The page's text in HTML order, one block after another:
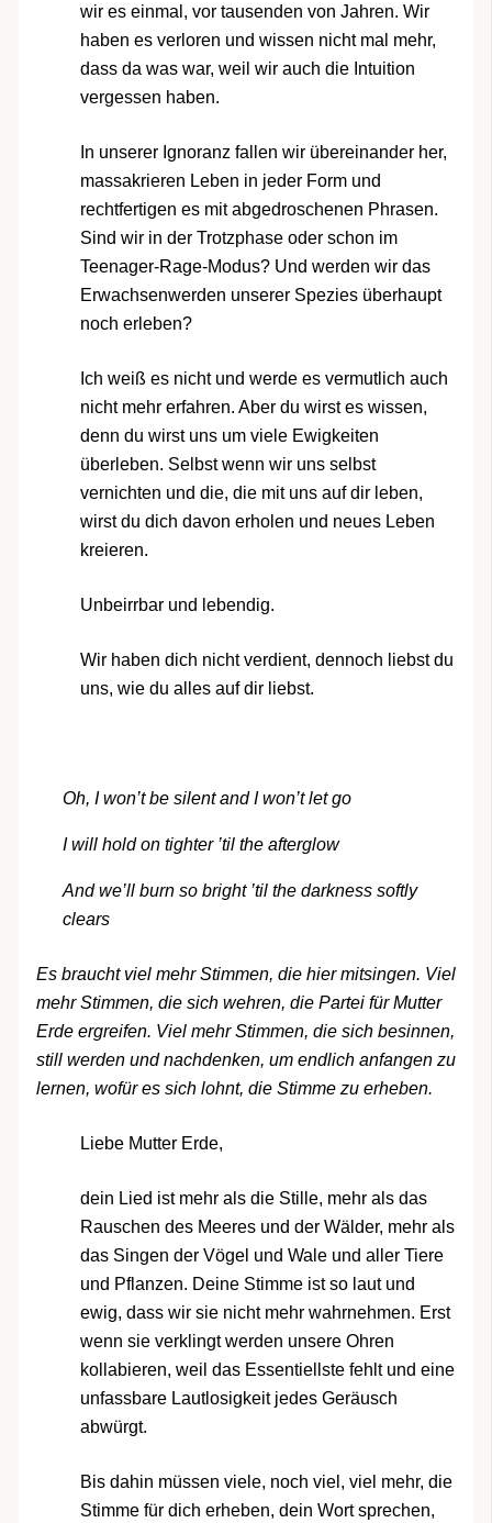
wir es einmal, vor tausenden von Jahren. Wir
haben es verloren und wissen nicht mal mehr,
dass da was war, weil wir auch die Intuition
vergessen haben.
In unserer Ignoranz fallen wir übereinander her,
massakrieren Leben in jeder Form und
rechtfertigen es mit abgedroschenen Phrasen.
Sind wir in der Trotzphase oder schon im
Teenager-Rage-Modus? Und werden wir das
Erwachsenwerden unserer Spezies überhaupt
noch erleben?
Ich weiß es nicht und werde es vermutlich auch
nicht mehr erfahren. Aber du wirst es wissen,
denn du wirst uns um viele Ewigkeiten
überleben. Selbst wenn wir uns selbst
vernichten und die, die mit uns auf dir leben,
wirst du dich davon erholen und neues Leben
kreieren.
Unbeirrbar und lebendig.
Wir haben dich nicht verdient, dennoch liebst du
uns, wie du alles auf dir liebst.
Oh, I won’t be silent and I won’t let go
I will hold on tighter ’til the afterglow
And we’ll burn so bright ’til the darkness softly
clears
Es braucht viel mehr Stimmen, die hier mitsingen. Viel
mehr Stimmen, die sich wehren, die Partei für Mutter
Erde ergreifen. Viel mehr Stimmen, die sich besinnen,
still werden und nachdenken, um endlich anfangen zu
lernen, wofür es sich lohnt, die Stimme zu erheben.
Liebe Mutter Erde,
dein Lied ist mehr als die Stille, mehr als das
Rauschen des Meeres und der Wälder, mehr als
das Singen der Vögel und Wale und aller Tiere
und Pflanzen. Deine Stimme ist so laut und
ewig, dass wir sie nicht mehr wahrnehmen. Erst
wenn sie verklingt werden unsere Ohren
kollabieren, weil das Essentiellste fehlt und eine
unfassbare Lautlosigkeit jedes Geräusch
abwürgt.
Bis dahin müssen viele, noch viel, viel mehr, die
Stimme für dich erheben, dein Wort sprechen,